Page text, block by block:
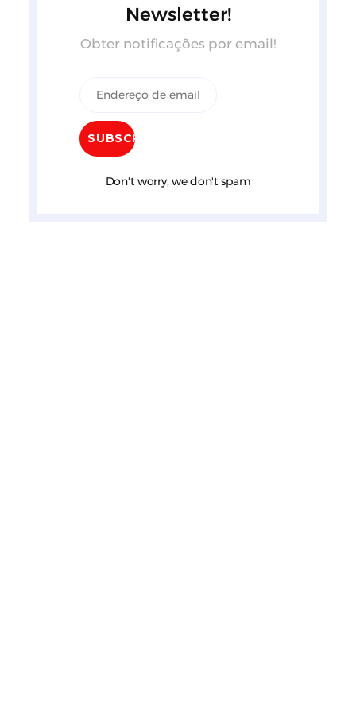
Newsletter!
Obter notificações por email!
Don't worry, we don't spam